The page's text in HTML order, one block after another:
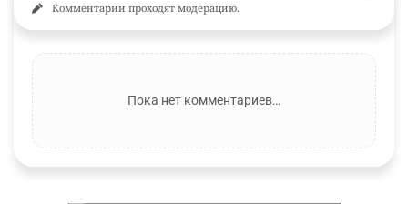
Комментарии проходят модерацию.
Пока нет комментариев…